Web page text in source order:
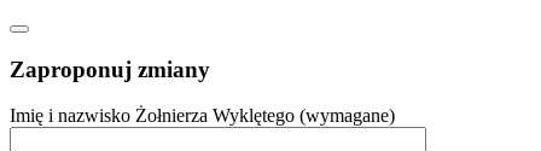
Zaproponuj zmiany
Imię i nazwisko Żołnierza Wyklętego (wymagane)